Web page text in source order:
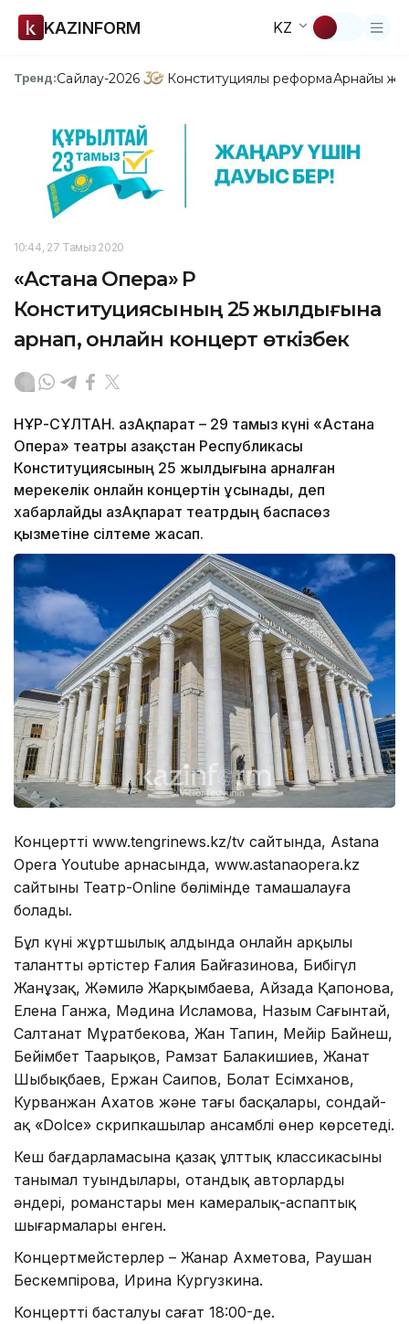
KAZINFORM KZ
Тренд:Сайлау-2026 Конституциялық реформаАрнайы
10:44, 27 Тамыз 2020
«Астана Опера» ҚР
Конституциясының 25 жылдығына
арнап, онлайн концерт өткізбек
НҰР-СҰЛТАН. ҚазАқпарат – 29 тамыз күні «Астана
Опера» театры Қазақстан Республикасы
Конституциясының 25 жылдығына арналған
мерекелік онлайн концертін ұсынады, деп
хабарлайды ҚазАқпарат театрдың баспасөз
қызметіне сілтеме жасап.
Концертті www.tengrinews.kz/tv сайтында, Astana
Opera Youtube арнасында, www.astanaopera.kz
сайтының Театр-Online бөлімінде тамашалауға
болады.
Бұл күні жұртшылық алдында онлайн арқылы
талантты әртістер Ғалия Байғазинова, Бибігүл
Жанұзақ, Жәмилә Жарқымбаева, Айзада Қапонова,
Елена Ганжа, Мәдина Исламова, Назым Сағынтай,
Салтанат Мұратбекова, Жан Тапин, Мейір Байнеш,
Бейімбет Таңарықов, Рамзат Балакишиев, Жанат
Шыбықбаев, Ержан Саипов, Болат Есімханов,
Курванжан Ахатов және тағы басқалары, сондай-
ақ «Dolce» скрипкашылар ансамблі өнер көрсетеді.
Кеш бағдарламасына қазақ ұлттық классикасының
танымал туындылары, отандық авторлардың
әндері, романстары мен камералық-аспаптық
шығармалары енген.
Концертмейстерлер – Жанар Ахметова, Раушан
Бескемпірова, Ирина Кургузкина.
Концерттің басталуы сағат 18:00-де.